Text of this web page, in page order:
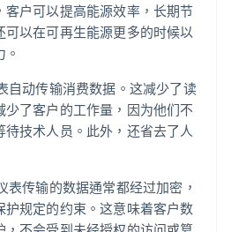
客户可以提高能源效率，长期节
可以在可再生能源更多的时候以
自动传输消费数据。这减少了读
少了客户的工作量，因为他们不
技术人员。此外，还省去了人
表传输的数据通常都经过加密，
护规定的约束。这意味着客户数